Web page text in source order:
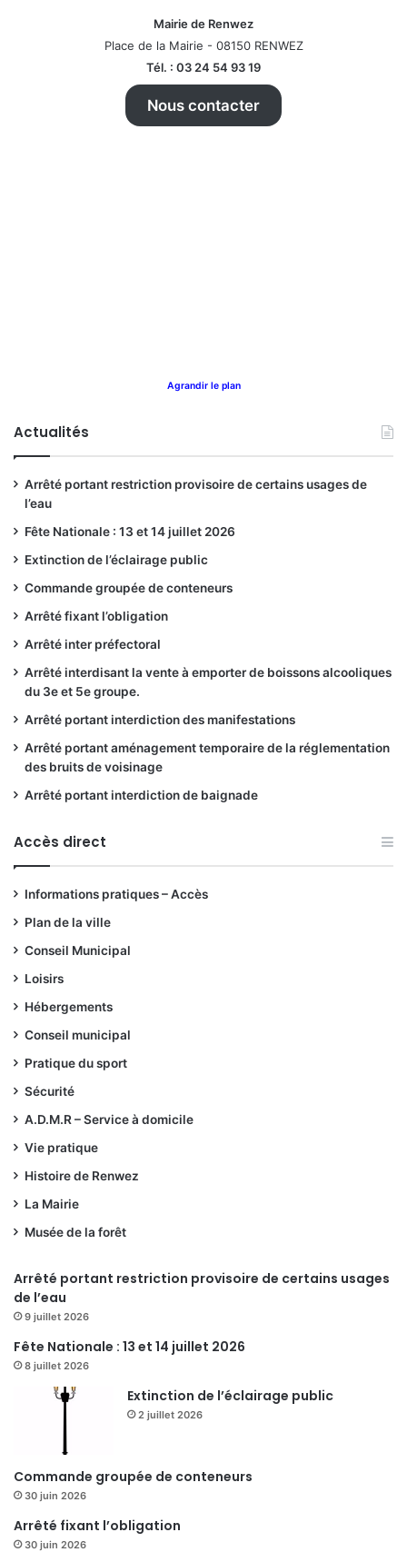
Mairie de Renwez
Place de la Mairie - 08150 RENWEZ
Tél. : 03 24 54 93 19
Nous contacter
Agrandir le plan
Actualités
Arrêté portant restriction provisoire de certains usages de
l’eau
Fête Nationale : 13 et 14 juillet 2026
Extinction de l’éclairage public
Commande groupée de conteneurs
Arrêté fixant l’obligation
Arrêté inter préfectoral
Arrêté interdisant la vente à emporter de boissons alcooliques
du 3e et 5e groupe.
Arrêté portant interdiction des manifestations
Arrêté portant aménagement temporaire de la réglementation
des bruits de voisinage
Arrêté portant interdiction de baignade
Accès direct
Informations pratiques – Accès
Plan de la ville
Conseil Municipal
Loisirs
Hébergements
Conseil municipal
Pratique du sport
Sécurité
A.D.M.R – Service à domicile
Vie pratique
Histoire de Renwez
La Mairie
Musée de la forêt
Arrêté portant restriction provisoire de certains usages
de l’eau
9 juillet 2026
Fête Nationale : 13 et 14 juillet 2026
8 juillet 2026
Extinction de l’éclairage public
2 juillet 2026
Commande groupée de conteneurs
30 juin 2026
Arrêté fixant l’obligation
30 juin 2026